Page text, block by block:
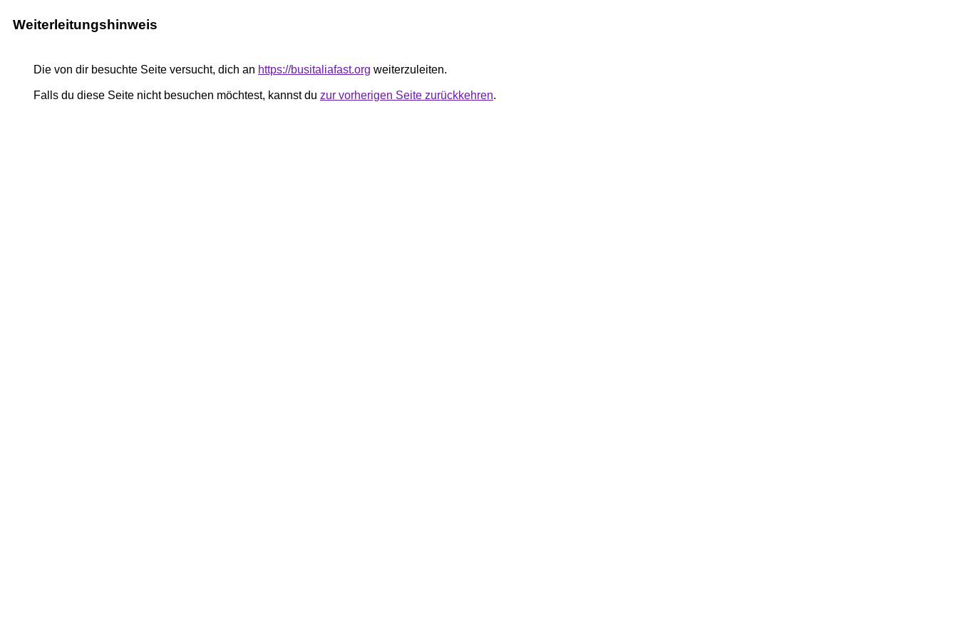
Weiterleitungshinweis
Die von dir besuchte Seite versucht, dich an https://busitaliafast.org weiterzuleiten.
Falls du diese Seite nicht besuchen möchtest, kannst du zur vorherigen Seite zurückkehren.